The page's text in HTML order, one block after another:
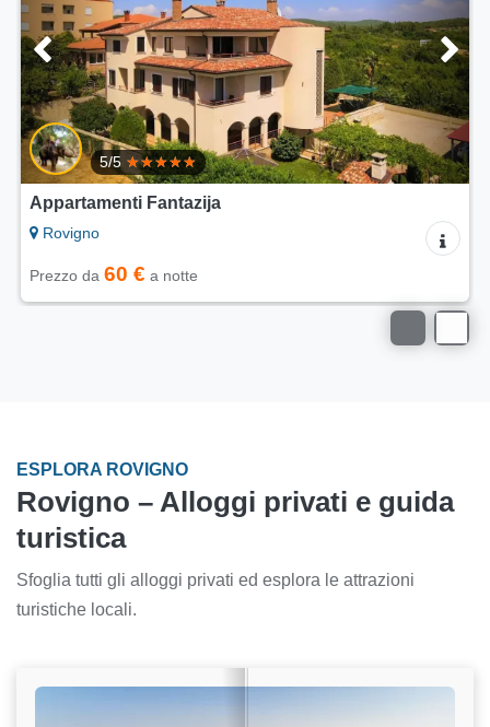
Appartamenti Modrušan
Rovigno
Prezzo da 60 € a notte
ESPLORA ROVIGNO
Rovigno – Alloggi privati e guida
turistica
Sfoglia tutti gli alloggi privati ed esplora le attrazioni
turistiche locali.